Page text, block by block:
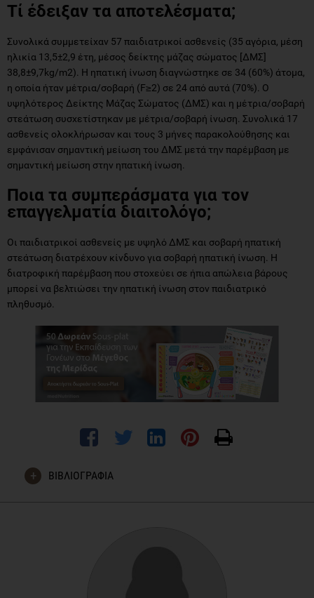
Τί έδειξαν τα αποτελέσματα;
Συνολικά συμμετείχαν 57 παιδιατρικοί ασθενείς (35 αγόρια, μέση
ηλικία 13,5±2,9 έτη, μέσος δείκτης μάζας σώματος [ΔΜΣ]
38,8±9,7kg/m2). Η ηπατική ίνωση διαγνώστηκε σε 34 (60%) άτομα,
η οποία ήταν μέτρια/σοβαρή (F≥2) σε 24 από αυτά (70%). Ο
υψηλότερος Δείκτης Μάζας Σώματος (ΔΜΣ) και η μέτρια/σοβαρή
στεάτωση συσχετίστηκαν με μέτρια/σοβαρή ίνωση. Συνολικά 17
ασθενείς ολοκλήρωσαν και τους 3 μήνες παρακολούθησης και
εμφάνισαν σημαντική μείωση του ΔΜΣ μετά την παρέμβαση με
σημαντική μείωση στην ηπατική ίνωση.
Ποια τα συμπεράσματα για τον
επαγγελματία διαιτολόγο;
Οι παιδιατρικοί ασθενείς με υψηλό ΔΜΣ και σοβαρή ηπατική
στεάτωση διατρέχουν κίνδυνο για σοβαρή ηπατική ίνωση. Η
διατροφική παρέμβαση που στοχεύει σε ήπια απώλεια βάρους
μπορεί να βελτιώσει την ηπατική ίνωση στον παιδιατρικό
πληθυσμό.
ΒΙΒΛΙΟΓΡΑΦΙΑ